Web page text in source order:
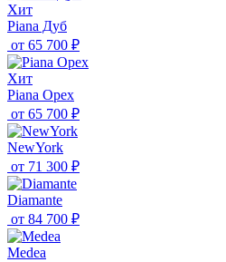
Хит
Piana Дуб
от 65 700 ₽
Хит
Piana Орех
от 65 700 ₽
NewYork
от 71 300 ₽
Diamante
от 84 700 ₽
Medea